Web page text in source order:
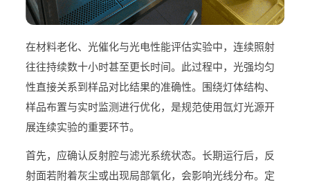
在材料老化、光催化与光电性能评估实验中，连续照射
往往持续数十小时甚至更长时间。此过程中，光强均匀
性直接关系到样品对比结果的准确性。围绕灯体结构、
样品布置与实时监测进行优化，是规范使用氙灯光源开
展连续实验的重要环节。
首先，应确认反射腔与滤光系统状态。长期运行后，反
射面若附着灰尘或出现局部氧化，会影响光线分布。定